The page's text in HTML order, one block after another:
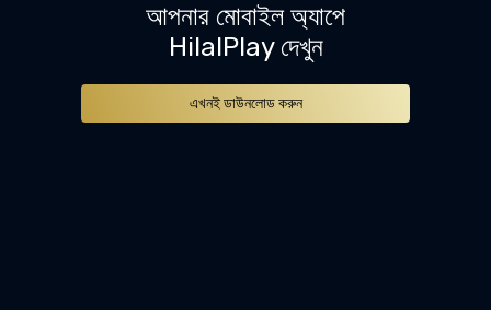
আপনার মোবাইল অ্যাপে
HilalPlay দেখুন
এখনই ডাউনলোড করুন